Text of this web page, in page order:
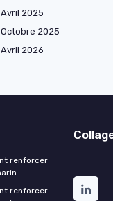
Avril 2025
Octobre 2025
Avril 2026
renforcer
renforcer